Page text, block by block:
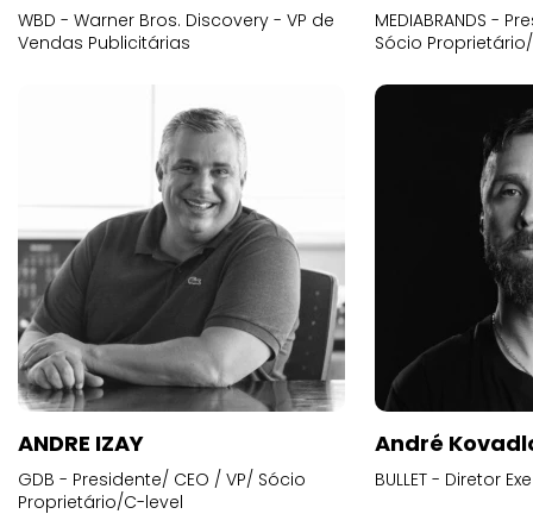
WBD - Warner Bros. Discovery - VP de
Vendas Publicitárias
MEDIABRANDS -
Sócio
ANDRE IZAY
GDB - Presidente/ CEO / VP/ Sócio
Proprietário/C-level
André
BULLET - Diretor